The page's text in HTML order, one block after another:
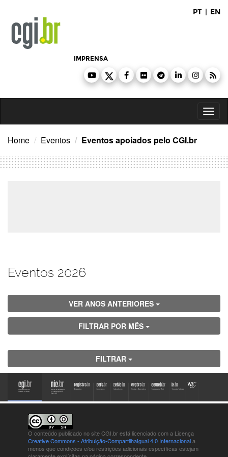
conteúdo
PT | EN
IMPRENSA
Home Eventos Eventos apoiados pelo CGI.br
Eventos 2026
VER ANOS ANTERIORES
FILTRAR POR MÊS
FILTRAR
O conteúdo publicado no site CGI.br está licenciado com a Licença
Creative Commons - Atribuição-CompartilhaIgual 4.0 Internacionala
menos que condições e/ou restrições adicionais específicas estejam